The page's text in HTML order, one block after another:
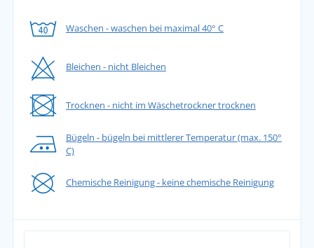
Waschen - waschen bei maximal 40° C
Bleichen - nicht Bleichen
Trocknen - nicht im Wäschetrockner trocknen
Bügeln - bügeln bei mittlerer Temperatur (max. 150°
C)
Chemische Reinigung - keine chemische Reinigung